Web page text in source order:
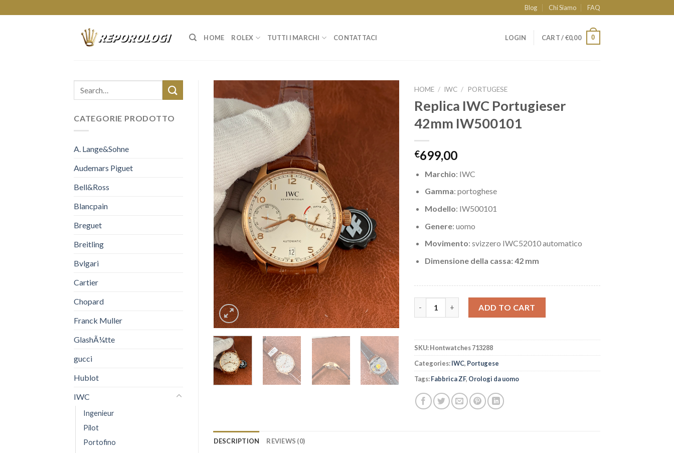
to
Blog Chi Siamo FAQ
HOME ROLEX TUTTI I MARCHI CONTATTACI LOGIN CART /€0,00 0
CATEGORIE PRODOTTO
A. Lange&Sohne
Audemars Piguet
Bell&Ross
Blancpain
Breguet
Breitling
Bvlgari
Cartier
Chopard
Franck Muller
GlashÃ¼tte
gucci
Hublot
IWC
Ingenieur
Pilot
Portofino
HOME / IWC / PORTUGESE
Replica IWC Portugieser
42mm IW500101
€699,00
Marchio: IWC
Gamma: portoghese
Modello: IW500101
Genere: uomo
Movimento: svizzero IWC52010 automatico
Dimensione della cassa: 42 mm
ADD TO CART
SKU:Hontwatches 713288
Categories:IWC, Portugese
Tags:Fabbrica ZF, Orologi da uomo
DESCRIPTION REVIEWS (0)